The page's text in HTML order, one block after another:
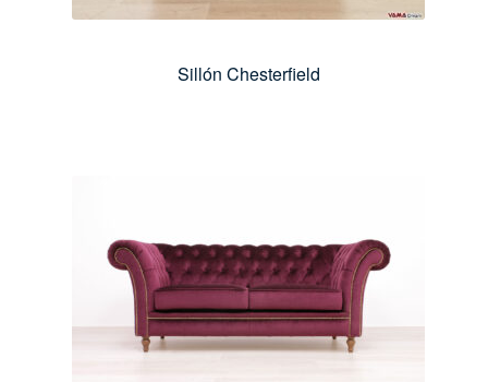
Sillón Chesterfield